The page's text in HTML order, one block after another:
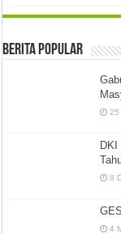
Berita Popular
25
8
4